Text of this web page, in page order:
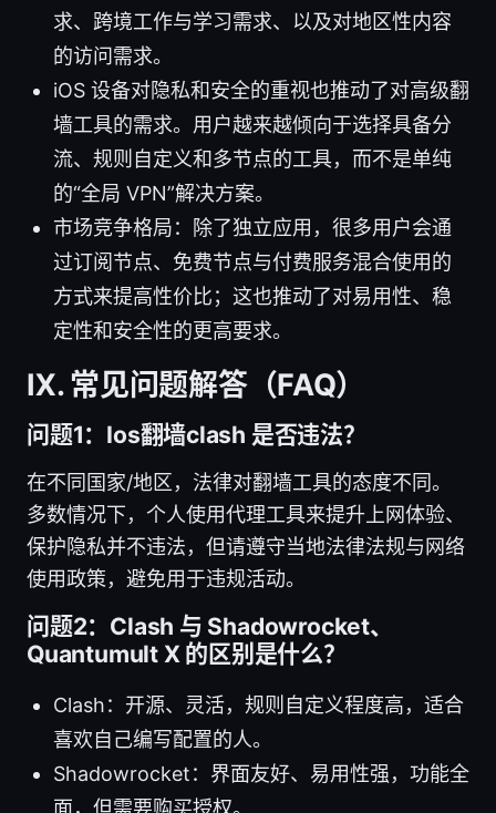
求、跨境工作与学习需求、以及对地区性内容
的访问需求。
iOS 设备对隐私和安全的重视也推动了对高级翻
墙工具的需求。用户越来越倾向于选择具备分
流、规则自定义和多节点的工具，而不是单纯
的“全局 VPN”解决方案。
市场竞争格局：除了独立应用，很多用户会通
过订阅节点、免费节点与付费服务混合使用的
方式来提高性价比；这也推动了对易用性、稳
定性和安全性的更高要求。
Ⅸ. 常见问题解答（FAQ）
问题1：Ios翻墙clash 是否违法？
在不同国家/地区，法律对翻墙工具的态度不同。
多数情况下，个人使用代理工具来提升上网体验、
保护隐私并不违法，但请遵守当地法律法规与网络
使用政策，避免用于违规活动。
问题2：Clash 与 Shadowrocket、
Quantumult X 的区别是什么？
Clash：开源、灵活，规则自定义程度高，适合
喜欢自己编写配置的人。
Shadowrocket：界面友好、易用性强，功能全
面，但需要购买授权。